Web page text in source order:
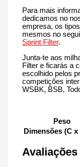
Para mais
dedicamos no
empresa, os
mesmos no
Sprint Filter.
Junta-te aos
Filter e ficarás a
escolhido pelos
competições
WSBK, BSB,
Peso
Dimensões (C x
Avaliações